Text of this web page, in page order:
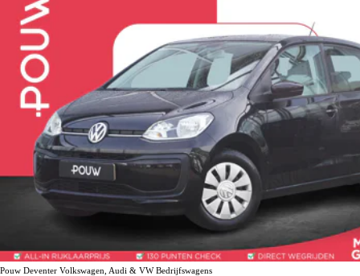
Pouw Deventer Volkswagen, Audi & VW Bedrijfswagens